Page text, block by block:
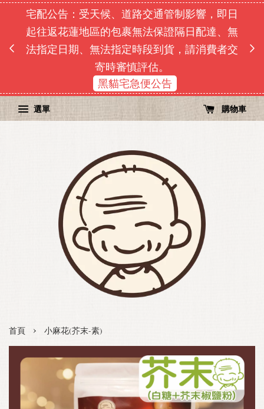
序
宅配公告：受天候、道路交通管制影響，即日
起往返花蓮地區的包裹無法保證隔日配達、無
法指定日期、無法指定時段到貨，請消費者交
寄時審慎評估。
黑貓宅急便公告
選單 購物車
首頁 › 小麻花(芥末-素)